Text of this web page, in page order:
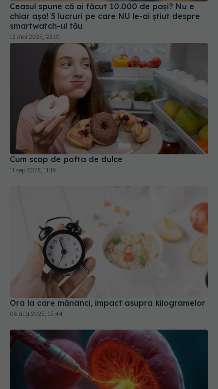
Cum scap de pofta de dulce
11 sep 2025, 11:19
Ora la care mănânci, impact asupra kilogramelor
06 aug 2025, 15:44